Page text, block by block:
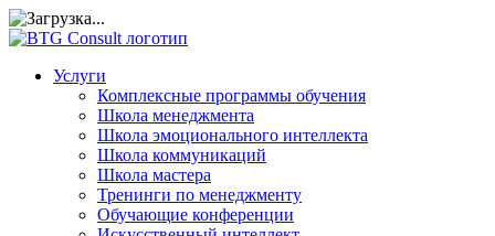
Услуги
Комплексные программы обучения
Школа менеджмента
Школа эмоционального интеллекта
Школа коммуникаций
Школа мастера
Тренинги по менеджменту
Обучающие конференции